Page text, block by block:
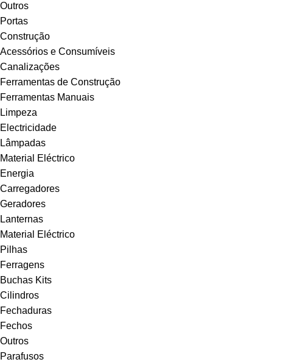
Outros
Portas
Construção
Acessórios e Consumíveis
Canalizações
Ferramentas de Construção
Ferramentas Manuais
Limpeza
Electricidade
Lâmpadas
Material Eléctrico
Energia
Carregadores
Geradores
Lanternas
Material Eléctrico
Pilhas
Ferragens
Buchas Kits
Cilindros
Fechaduras
Fechos
Outros
Parafusos